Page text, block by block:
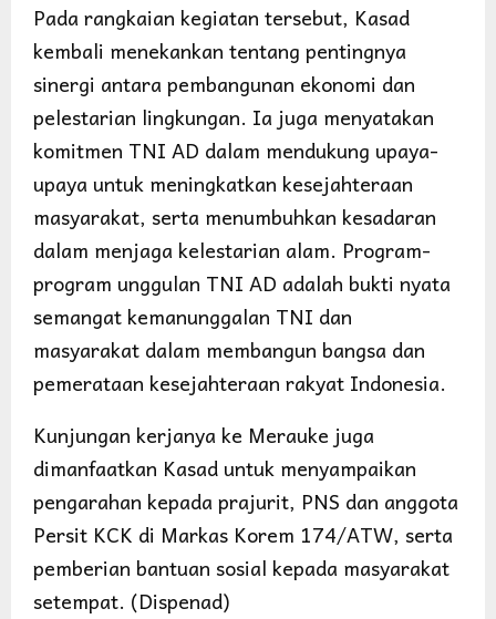
Pada rangkaian kegiatan tersebut, Kasad
kembali menekankan tentang pentingnya
sinergi antara pembangunan ekonomi dan
pelestarian lingkungan. Ia juga menyatakan
komitmen TNI AD dalam mendukung upaya-
upaya untuk meningkatkan kesejahteraan
masyarakat, serta menumbuhkan kesadaran
dalam menjaga kelestarian alam. Program-
program unggulan TNI AD adalah bukti nyata
semangat kemanunggalan TNI dan
masyarakat dalam membangun bangsa dan
pemerataan kesejahteraan rakyat Indonesia.
Kunjungan kerjanya ke Merauke juga
dimanfaatkan Kasad untuk menyampaikan
pengarahan kepada prajurit, PNS dan anggota
Persit KCK di Markas Korem 174/ATW, serta
pemberian bantuan sosial kepada masyarakat
setempat. (Dispenad)